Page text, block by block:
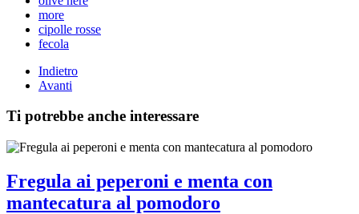
more
cipolle rosse
fecola
Indietro
Avanti
Ti potrebbe anche interessare
Fregula ai peperoni e menta con
mantecatura al pomodoro